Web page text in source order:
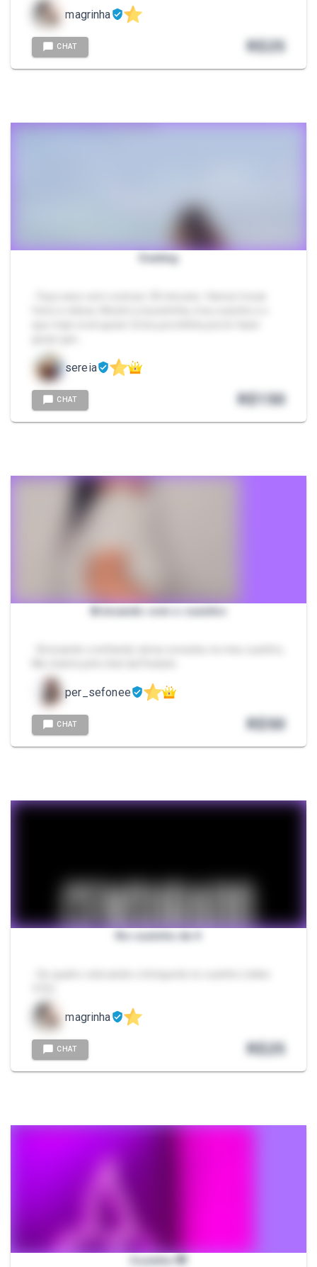
magrinha
CHAT R$25
Sexting
sereia
CHAT R$150
Brincando com o cuzinho
per_sefonee
CHAT R$50
No cuzinho de 4
magrinha
CHAT R$25
Cuzinho 🤭